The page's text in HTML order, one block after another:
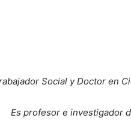
Social y Doctor en
Es profesor e investigador